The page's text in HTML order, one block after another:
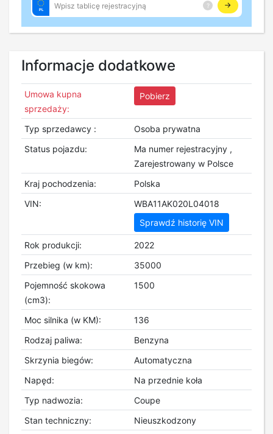
Informacje dodatkowe
Umowa kupna
sprzedaży:
Pobierz
Typ sprzedawcy :
Osoba prywatna
Status pojazdu:
Ma numer rejestracyjny ,
Zarejestrowany w Polsce
Kraj pochodzenia:
Polska
VIN:
WBA11AK020L04018
Sprawdź historię VIN
Rok produkcji:
2022
Przebieg (w km):
35000
Pojemność skokowa
(cm3):
1500
Moc silnika (w KM):
136
Rodzaj paliwa:
Benzyna
Skrzynia biegów:
Automatyczna
Napęd:
Na przednie koła
Typ nadwozia:
Coupe
Stan techniczny:
Nieuszkodzony